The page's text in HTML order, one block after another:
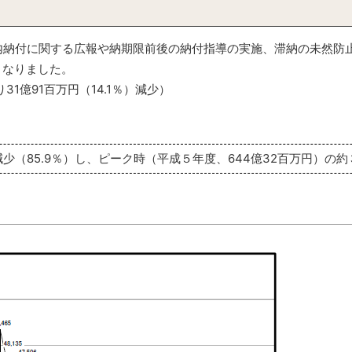
付に関する広報や納期限前後の納付指導の実施、滞納の未然
りました。
億91百万円（14.1％）減少）
（85.9％）し、ピーク時（平成５年度、644億32百万円）の約